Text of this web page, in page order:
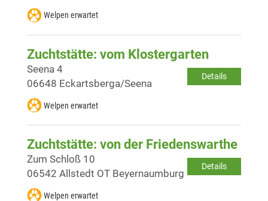
Welpen erwartet
Zuchtstätte: vom Klostergarten
Details
Seena 4
06648 Eckartsberga/Seena
Welpen erwartet
Zuchtstätte: von der Friedenswarthe
Details
Zum Schloß 10
06542 Allstedt OT Beyernaumburg
Welpen erwartet